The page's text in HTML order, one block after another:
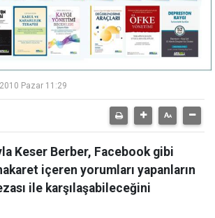
Pazar 11:29
Keser Berber, Facebook gibi
içeren yorumları yapanların
ile karşılaşabileceğini